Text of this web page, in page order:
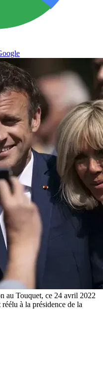
au Touquet, ce 24 avril 2022
à la présidence de la